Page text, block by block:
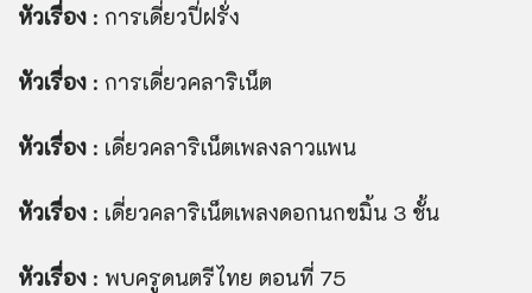
หัวเรื่อง : การเดี่ยวปี่ฝรั่ง
หัวเรื่อง : การเดี่ยวคลาริเน็ต
หัวเรื่อง : เดี่ยวคลาริเน็ตเพลงลาวแพน
หัวเรื่อง : เดี่ยวคลาริเน็ตเพลงดอกนกขมิ้น 3 ชั้น
หัวเรื่อง : พบครูดนตรีไทย ตอนที่ 75